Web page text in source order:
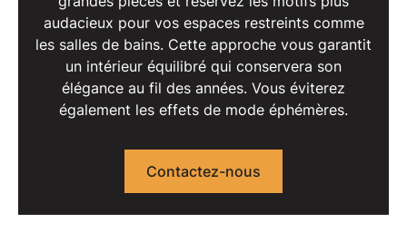
audacieux pour vos espaces restreints comme
les salles de bains. Cette approche vous garantit
un intérieur équilibré qui conservera son
élégance au fil des années. Vous éviterez
également les effets de mode éphémères.
Contactez-nous